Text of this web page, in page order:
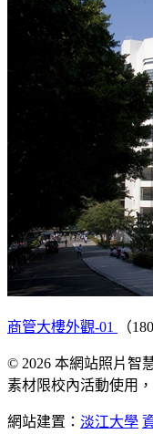
商管大樓外觀-01 （
© 2026 本網站照片智
素材限校內活動使用
網站建置： 淡江大學